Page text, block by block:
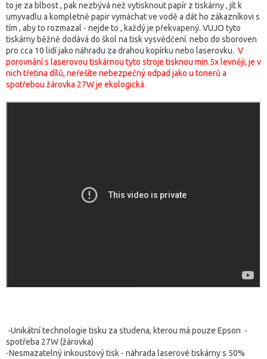
to je za blbost , pak nezbývá než vytisknout papír z tiskárny , jít k
umyvadlu a kompletně papir vymáchat ve vodě a dát ho zákazníkovi s
tím , aby to rozmazal - nejde to , každý je překvapený. VUJO tyto
tiskárny běžně dodává do škol na tisk vysvědčení. nebo do sboroven
pro cca 10 lidí jako náhradu za drahou kopírku nebo laserovku. V
porovnání s laserovou tiskárnou tyto stroje tisknou min.5x levněji, je v
nich třetina dílů, neřešíte nebezpečný odpad jako u tonerů a
spotřebou žárovka 27W je ekologická.
-Unikátní technologie tisku za studena, kterou má pouze Epson -
spotřeba 27W (žárovka)
-Nesmazatelný inkoustový tisk - náhrada laserové tiskárny s 50%